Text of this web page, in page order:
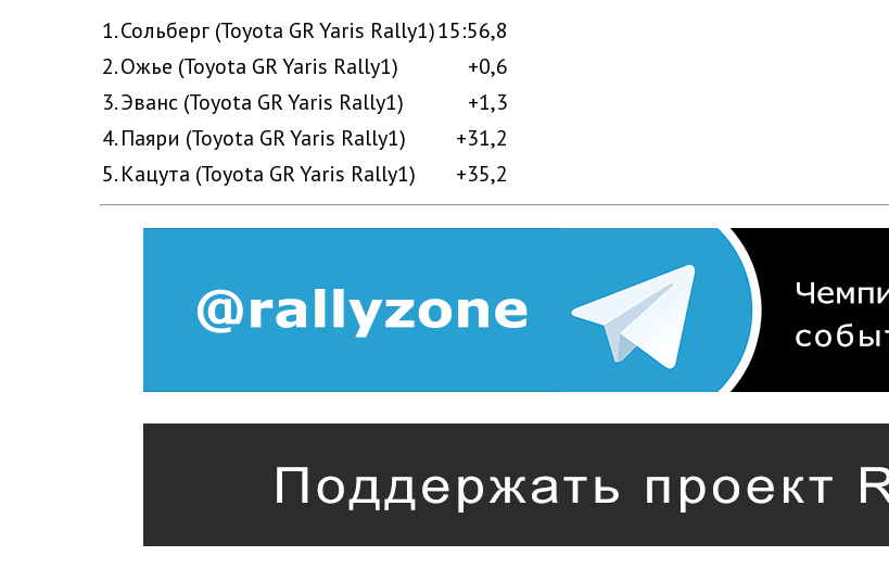
1.Сольберг (Toyota GR Yaris Rally1)15:56,8
2.Ожье (Toyota GR Yaris Rally1)
+0,6
3.Эванс (Toyota GR Yaris Rally1)
+1,3
4.Паяри (Toyota GR Yaris Rally1)
+31,2
5.Кацута (Toyota GR Yaris Rally1) +35,2